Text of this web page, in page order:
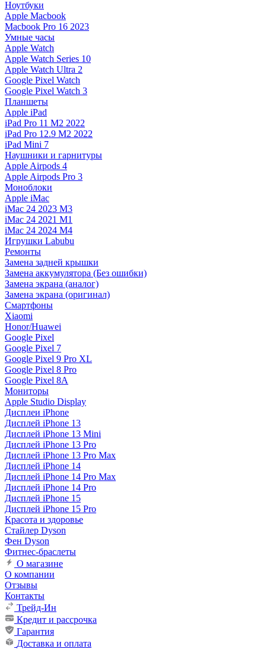
Ноутбуки
Apple Macbook
Macbook Pro 16 2023
Умные часы
Apple Watch
Apple Watch Series 10
Apple Watch Ultra 2
Google Pixel Watch
Google Pixel Watch 3
Планшеты
Apple iPad
iPad Pro 11 M2 2022
iPad Pro 12.9 M2 2022
iPad Mini 7
Наушники и гарнитуры
Apple Airpods 4
Apple Airpods Pro 3
Моноблоки
Apple iMac
iMac 24 2023 M3
iMac 24 2021 M1
iMac 24 2024 M4
Игрушки Labubu
Ремонты
Замена задней крышки
Замена аккумулятора (Без ошибки)
Замена экрана (аналог)
Замена экрана (оригинал)
Смартфоны
Xiaomi
Honor/Huawei
Google Pixel
Google Pixel 7
Google Pixel 9 Pro XL
Google Pixel 8 Pro
Google Pixel 8A
Мониторы
Apple Studio Display
Дисплеи iPhone
Дисплей iPhone 13
Дисплей iPhone 13 Mini
Дисплей iPhone 13 Pro
Дисплей iPhone 13 Pro Max
Дисплей iPhone 14
Дисплей iPhone 14 Pro Max
Дисплей iPhone 14 Pro
Дисплей iPhone 15
Дисплей iPhone 15 Pro
Красота и здоровье
Стайлер Dyson
Фен Dyson
Фитнес-браслеты
О магазине
О компании
Отзывы
Контакты
Трейд-Ин
Кредит и рассрочка
Гарантия
Доставка и оплата